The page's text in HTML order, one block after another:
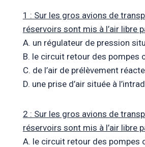
1 : Sur les gros avions de
réservoirs sont mis à l’air libre
A. un régulateur de pression
B. le circuit retour des pompes
C. de l’air de prélèvement
D. une prise d’air située à
2 : Sur les gros avions de
réservoirs sont mis à l’air libre
A. le circuit retour des pompes